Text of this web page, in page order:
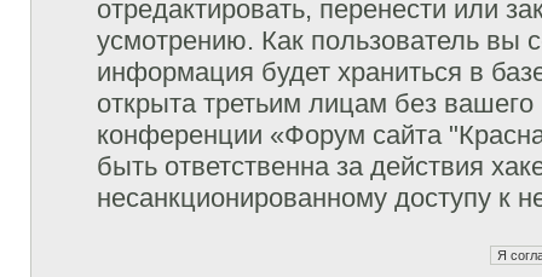
отредактировать, перенести или
усмотрению. Как пользователь вы
информация будет храниться в
открыта третьим лицам без
конференции «Форум сайта
быть ответственна за действия
несанкционированному доступу к